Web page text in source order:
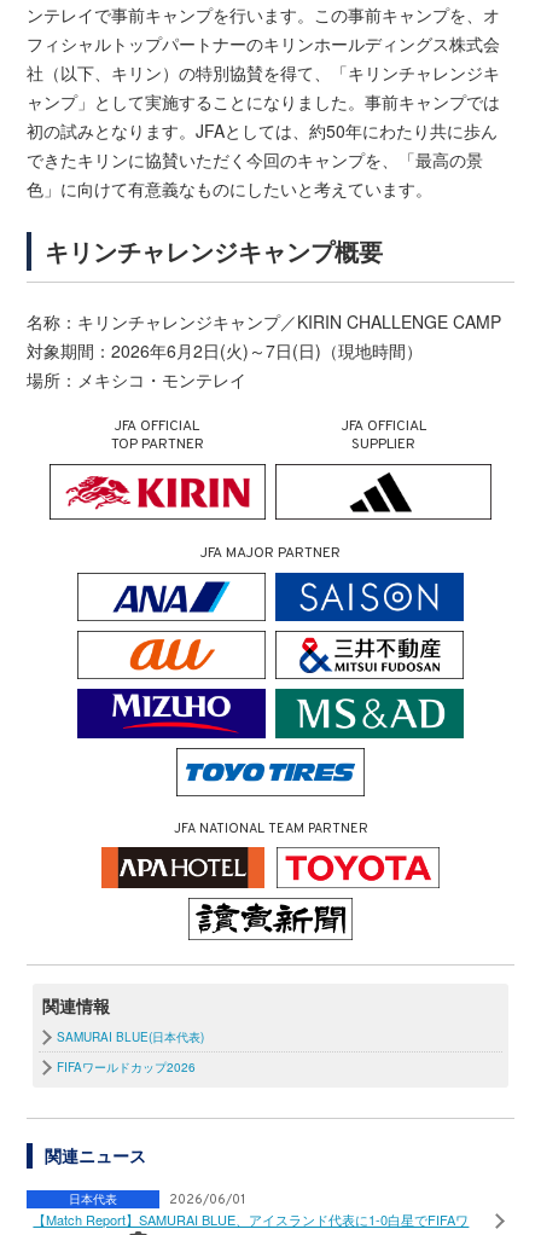
ンテレイで事前キャンプを行います。この事前キャンプを、オ
フィシャルトップパートナーのキリンホールディングス株式会
社（以下、キリン）の特別協賛を得て、「キリンチャレンジキ
ャンプ」として実施することになりました。事前キャンプでは
初の試みとなります。JFAとしては、約50年にわたり共に歩ん
できたキリンに協賛いただく今回のキャンプを、「最高の景
色」に向けて有意義なものにしたいと考えています。
キリンチャレンジキャンプ概要
名称：キリンチャレンジキャンプ／KIRIN CHALLENGE CAMP
対象期間：2026年6月2日(火)～7日(日)（現地時間）
場所：メキシコ・モンテレイ
JFA OFFICIAL
TOP PARTNER
JFA OFFICIAL
SUPPLIER
JFA MAJOR PARTNER
JFA NATIONAL TEAM PARTNER
関連情報
SAMURAI BLUE(日本代表)
FIFAワールドカップ2026
関連ニュース
日本代表 2026/06/01
【Match Report】SAMURAI BLUE、アイスランド代表に1-0白星でFIFAワ